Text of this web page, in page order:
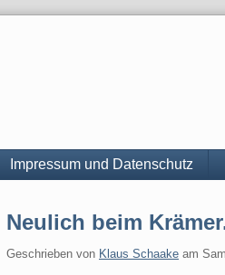
Impressum und Datenschutz
Neulich beim
Geschrieben von Klaus Schaake am